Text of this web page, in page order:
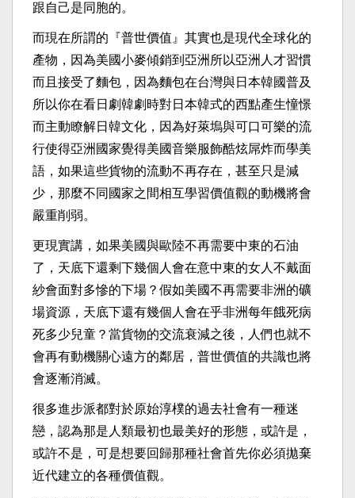
跟自己是同胞的。
而現在所謂的『普世價值』其實也是現代全球化的
產物，因為美國小麥傾銷到亞洲所以亞洲人才習慣
而且接受了麵包，因為麵包在台灣與日本韓國普及
所以你在看日劇韓劇時對日本韓式的西點產生憧憬
而主動瞭解日韓文化，因為好萊塢與可口可樂的流
行使得亞洲國家覺得美國音樂服飾酷炫屌炸而學美
語，如果這些貨物的流動不再存在，甚至只是減
少，那麼不同國家之間相互學習價值觀的動機將會
嚴重削弱。
更現實講，如果美國與歐陸不再需要中東的石油
了，天底下還剩下幾個人會在意中東的女人不戴面
紗會面對多慘的下場？假如美國不再需要非洲的礦
場資源，天底下還有幾個人會在乎非洲每年餓死病
死多少兒童？當貨物的交流衰減之後，人們也就不
會再有動機關心遠方的鄰居，普世價值的共識也將
會逐漸消滅。
很多進步派都對於原始淳樸的過去社會有一種迷
戀，認為那是人類最初也最美好的形態，或許是，
或許不是，可是想要回歸那種社會首先你必須拋棄
近代建立的各種價值觀。